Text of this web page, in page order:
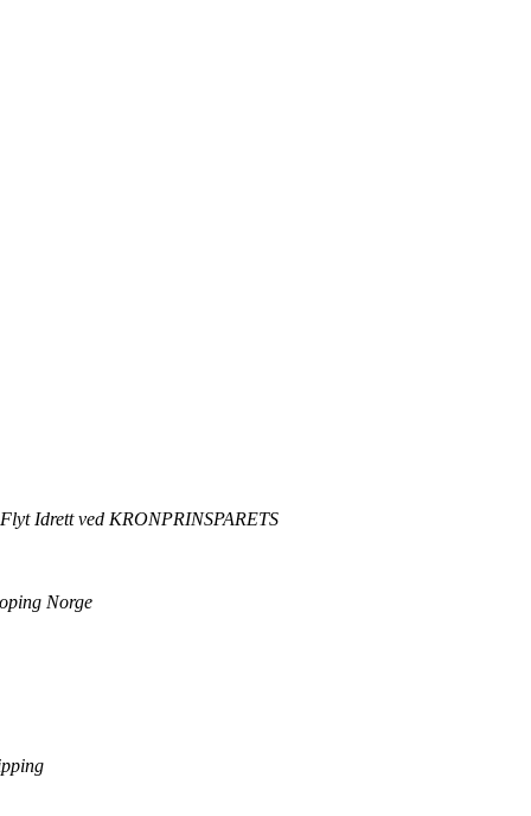
Idrett ved KRONPRINSPARETS
Norge